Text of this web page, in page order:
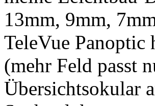
13mm, 9mm,
TeleVue Panoptic
(mehr Feld passt
Übersichtsokular